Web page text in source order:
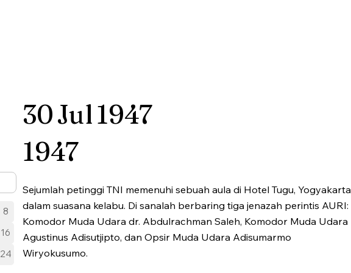
8
16
24
30Jul1947
1947
Sejumlah petinggi TNI memenuhi sebuah aula di Hotel Tugu, Yogyakarta
dalam suasana kelabu. Di sanalah berbaring tiga jenazah perintis AURI:
Komodor Muda Udara dr. Abdulrachman Saleh, Komodor Muda Udara
Agustinus Adisutjipto, dan Opsir Muda Udara Adisumarmo
Wiryokusumo.